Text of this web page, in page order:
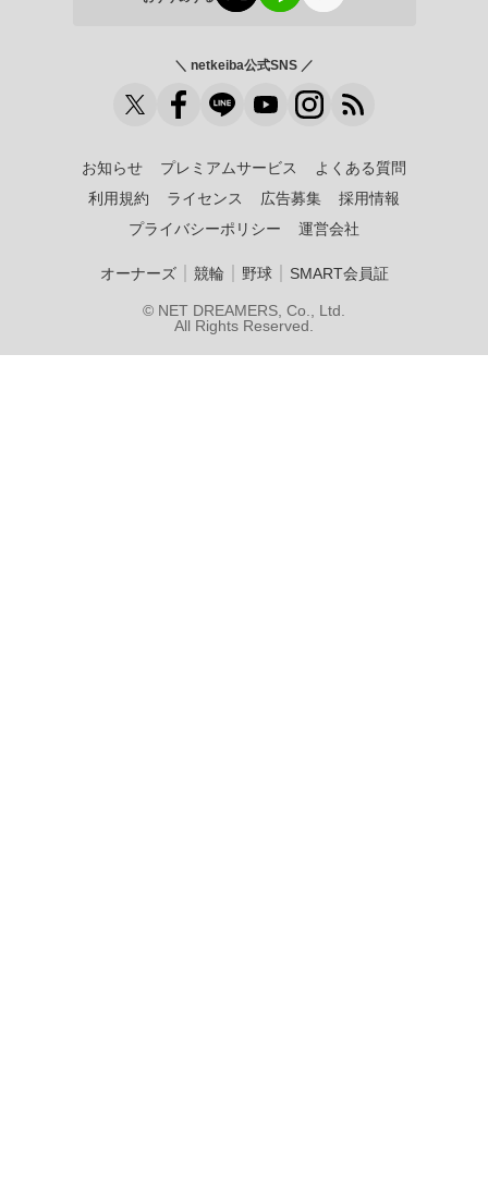
＼ netkeiba公式SNS ／
お知らせ プレミアムサービス
よくある質問
利用規約
ライセンス 広告募集
採用情報
プライバシーポリシー
運営会社
オーナーズ｜ 競輪 野球｜ SMART会員証
© NET DREAMERS, Co., Ltd.
All Rights Reserved.